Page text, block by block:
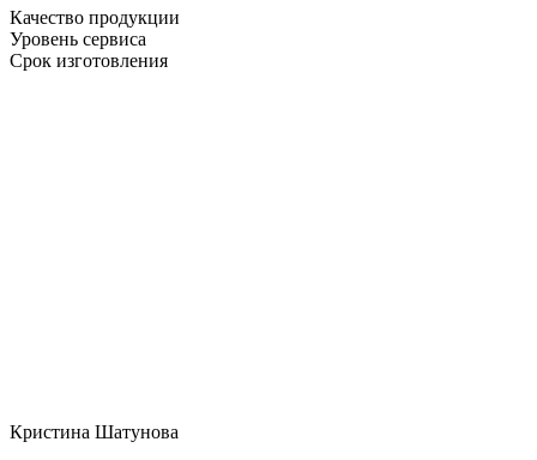
Качество продукции
Уровень сервиса
Срок изготовления
Кристина Шатунова